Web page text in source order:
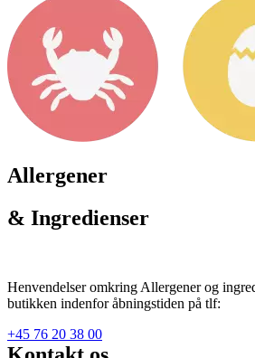
Allergener
& Ingredienser
Henvendelser omkring Allergener og
butikken indenfor åbningstiden på tlf:
+45 76 20 38 00